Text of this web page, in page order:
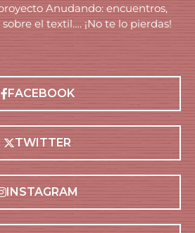
Anudando: encuentros,
el textil…. ¡No te lo pierdas!
FACEBOOK
TWITTER
INSTAGRAM